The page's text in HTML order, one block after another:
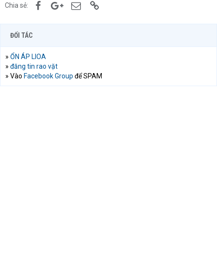
Chia sẻ: FacebookGoogle+Email
ĐỐI TÁC
» ỔN ÁP LIOA
» đăng tin rao vặt
» Vào Facebook Group để SPAM